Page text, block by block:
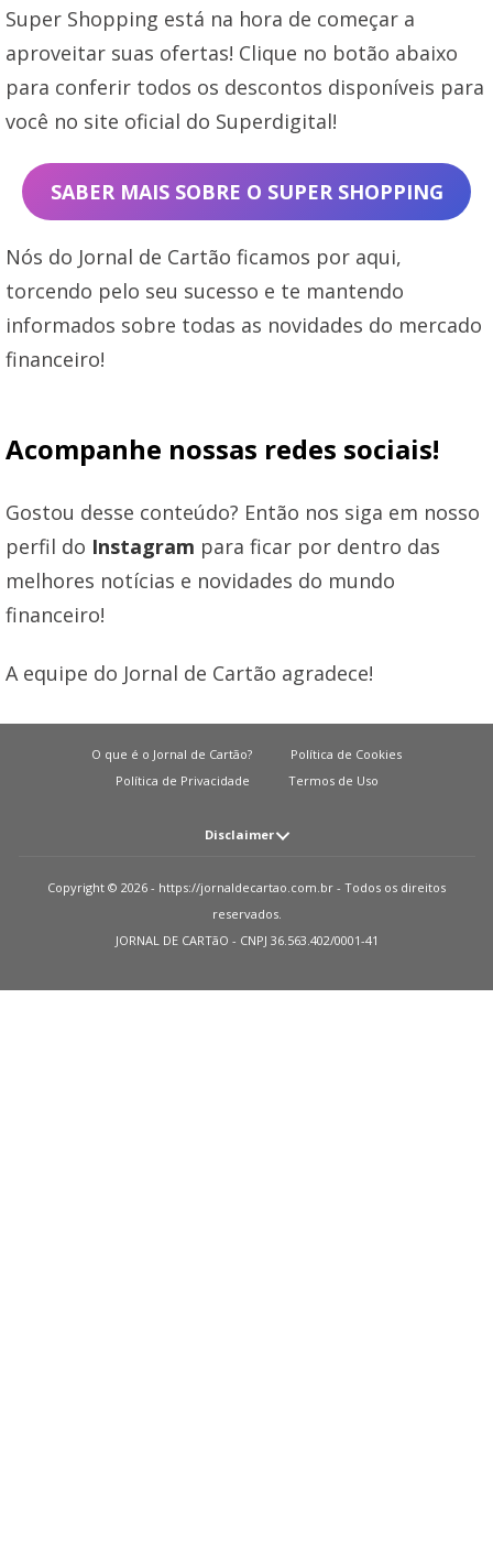
Super Shopping está na hora de começar a
aproveitar suas ofertas! Clique no botão abaixo
para conferir todos os descontos disponíveis para
você no site oficial do Superdigital!
SABER MAIS SOBRE O SUPER SHOPPING
Nós do Jornal de Cartão ficamos por aqui,
torcendo pelo seu sucesso e te mantendo
informados sobre todas as novidades do mercado
financeiro!
Acompanhe nossas redes sociais!
Gostou desse conteúdo? Então nos siga em nosso
perfil do Instagram para ficar por dentro das
melhores notícias e novidades do mundo
financeiro!
A equipe do Jornal de Cartão agradece!
O que é o Jornal de Cartão?
Política de Cookies
Política de Privacidade
Termos de Uso
Disclaimer
em dinheiro para liberação de qualquer tipo de produto financeiro, seja
cartão de crédito, financiamento ou empréstimo. Caso isto aconteça nos
avise pelo formulário imediatamente. Observações: O JORNAL DE CARTãO
ressaltar que essas informações podem divergir das informações
Copyright © 2026 - https://jornaldecartao.com.br - Todos os direitos
reservados.
JORNAL DE CARTãO - CNPJ 36.563.402/0001-41